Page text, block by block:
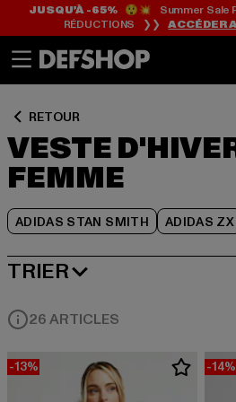
au
au
de
JUSQU’À -65%😲💥 Summer Sale
RÉDUCTIONS ❯❯ACCÉDER
RETOUR
VESTE
FEMME
ADIDAS STAN SMITH ADIDAS ZX
au
de
TRIER
MEILLEURES VENTES
26 ARTICLES
-13% -14%